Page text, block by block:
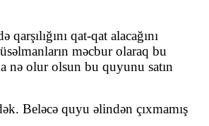
qat-qat alacağını
məcbur olaraq bu
nə olur olsun bu quyunu satın
quyu əlindən çıxmamış